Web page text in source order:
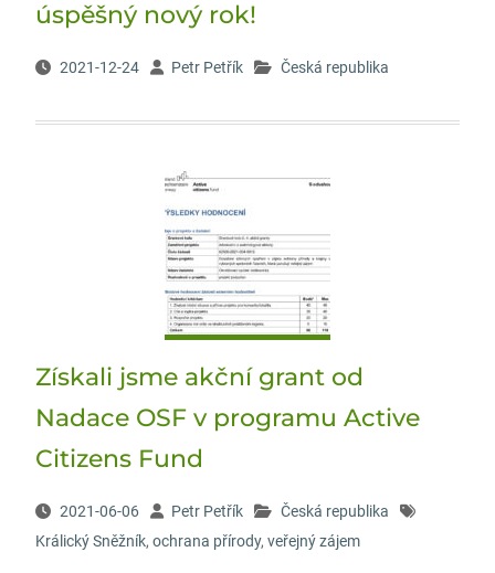
úspěšný nový rok!
2021-12-24 Petr Petřík Česká republika
Získali jsme akční grant od
Nadace OSF v programu Active
Citizens Fund
2021-06-06 Petr Petřík
Česká republika
Králický Sněžník, ochrana přírody, veřejný zájem